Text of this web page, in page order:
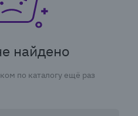
найдено
по каталогу ещё раз